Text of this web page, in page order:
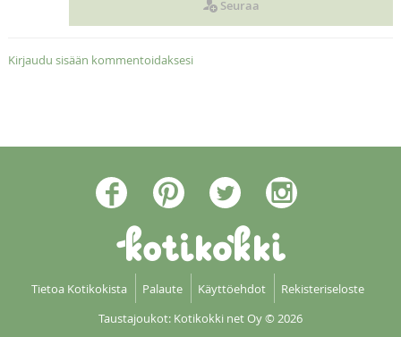
Seuraa
Kirjaudu sisään kommentoidaksesi
Tietoa Kotikokista Palaute Käyttöehdot
Rekisteriseloste
Taustajoukot: Kotikokki net Oy© 2026